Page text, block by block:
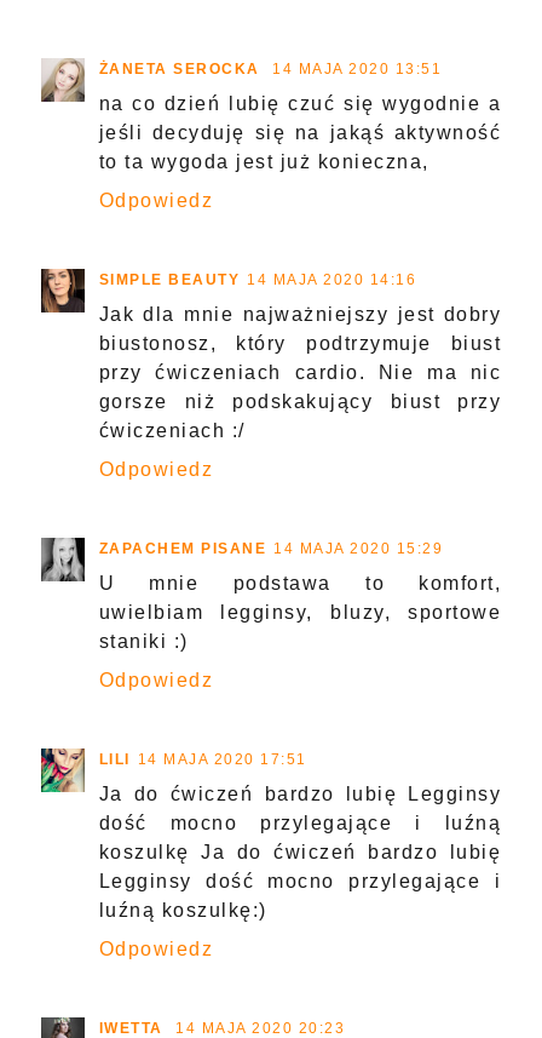
ŻANETA SEROCKA 14 MAJA 2020 13:51
na co dzień lubię czuć się wygodnie a
jeśli decyduję się na jakąś aktywność
to ta wygoda jest już konieczna,
Odpowiedz
SIMPLE BEAUTY 14 MAJA 2020 14:16
Jak dla mnie najważniejszy jest dobry
biustonosz, który podtrzymuje biust
przy ćwiczeniach cardio. Nie ma nic
gorsze niż podskakujący biust przy
ćwiczeniach :/
Odpowiedz
ZAPACHEM PISANE 14 MAJA 2020 15:29
U mnie podstawa to komfort,
uwielbiam legginsy, bluzy, sportowe
staniki :)
Odpowiedz
LILI 14 MAJA 2020 17:51
Ja do ćwiczeń bardzo lubię Legginsy
dość mocno przylegające i luźną
koszulkę Ja do ćwiczeń bardzo lubię
Legginsy dość mocno przylegające i
luźną koszulkę:)
Odpowiedz
IWETTA 14 MAJA 2020 20:23